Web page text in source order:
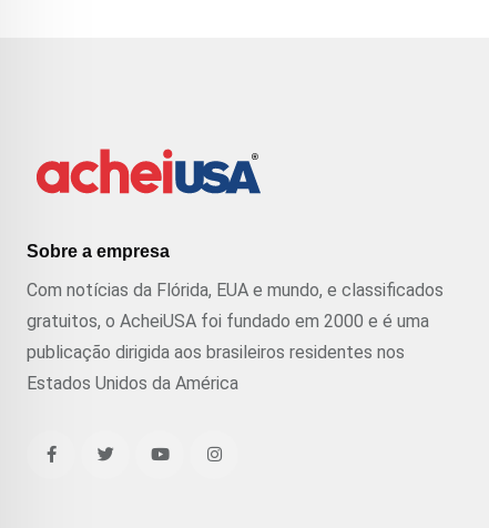
Sobre a empresa
Com notícias da Flórida, EUA e mundo, e classificados
gratuitos, o AcheiUSA foi fundado em 2000 e é uma
publicação dirigida aos brasileiros residentes nos
Estados Unidos da América